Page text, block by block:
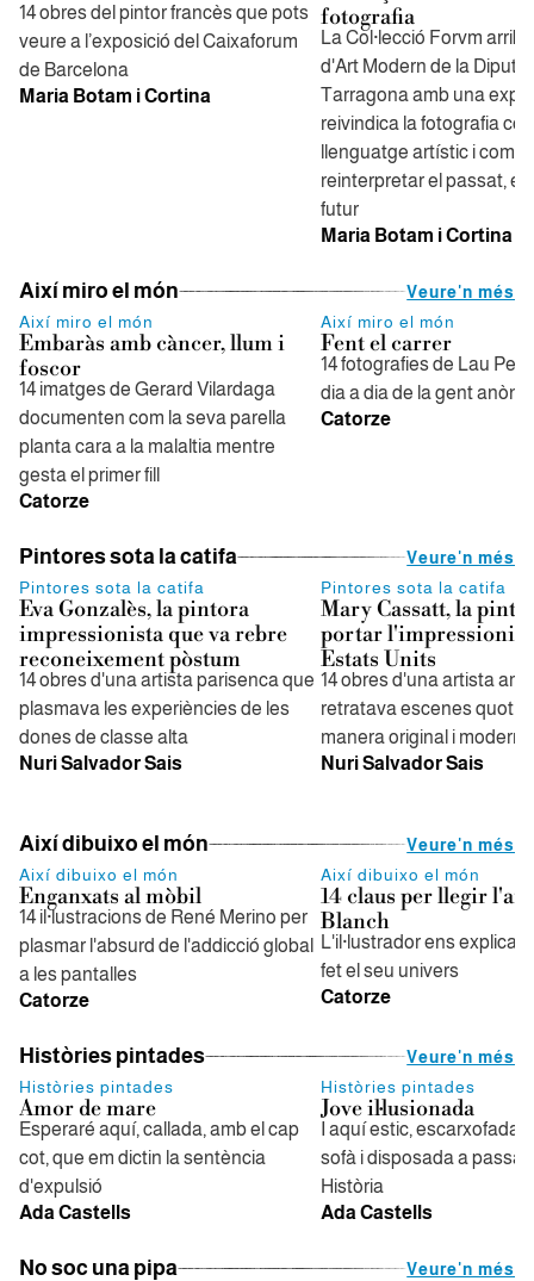
14 obres del pintor francès que pots
veure a l’exposició del Caixaforum
de Barcelona
Maria Botam i Cortina
fotografia
La Col·lecció Forvm
d'Art Modern de la
Tarragona amb una
reivindica la fotografia
llenguatge artístic i com
reinterpretar el passat, el
futur
Maria Botam i Cortina
Així miro el món
Veure'n més
Així miro el món
Embaràs amb càncer, llum i
foscor
14 imatges de Gerard Vilardaga
documenten com la seva parella
planta cara a la malaltia mentre
gesta el primer fill
Catorze
Així miro el món
Fent el carrer
14 fotografies de Lau
dia a dia de la gent
Catorze
Pintores sota la catifa
Veure'n més
Pintores sota la catifa
Eva Gonzalès, la pintora
impressionista que va rebre
reconeixement pòstum
14 obres d'una artista parisenca que
plasmava les experiències de les
dones de classe alta
Nuri Salvador Sais
Pintores sota la catifa
Mary Cassatt, la
portar
Estats Units
14 obres d'una artista
retratava escenes
manera original i moderna
Nuri Salvador Sais
Així dibuixo el món
Veure'n més
Així dibuixo el món
Enganxats al mòbil
14 il·lustracions de René Merino per
plasmar l'absurd de l'addicció global
a les pantalles
Catorze
Així dibuixo el món
14 claus per llegir
Blanch
L'il·lustrador ens explica
fet el seu univers
Catorze
Històries pintades
Veure'n més
Històries pintades
Amor de mare
Esperaré aquí, callada, amb el cap
cot, que em dictin la sentència
d'expulsió
Ada Castells
Històries pintades
Jove il·lusionada
I aquí estic, escarxofada
sofà i disposada a passar
Història
Ada Castells
No soc una pipa
Veure'n més